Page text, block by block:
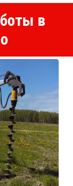
в